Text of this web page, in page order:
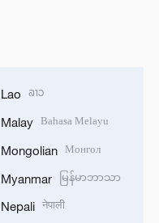
Lao ລາວ
Malay Bahasa Melayu
Mongolian Монгол
Myanmar မြန်မာဘာသာ
Nepali नेपाली